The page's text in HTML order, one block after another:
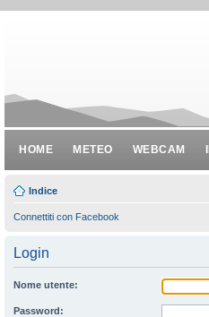
HOME METEO WEBCAM
Indice
Connettiti con Facebook
Login
Nome utente:
Password: